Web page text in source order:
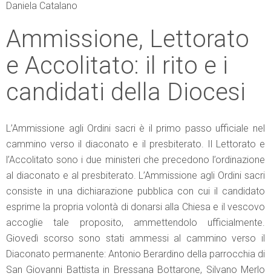
Daniela Catalano
Ammissione, Lettorato
e Accolitato: il rito e i
candidati della Diocesi
L’Ammissione agli Ordini sacri è il primo passo ufficiale nel
cammino verso il diaconato e il presbiterato. Il Lettorato e
l’Accolitato sono i due ministeri che precedono l’ordinazione
al diaconato e al presbiterato. L’Ammissione agli Ordini sacri
consiste in una dichiarazione pubblica con cui il candidato
esprime la propria volontà di donarsi alla Chiesa e il vescovo
accoglie tale proposito, ammettendolo ufficialmente.
Giovedì scorso sono stati ammessi al cammino verso il
Diaconato permanente: Antonio Berardino della parrocchia di
San Giovanni Battista in Bressana Bottarone, Silvano Merlo